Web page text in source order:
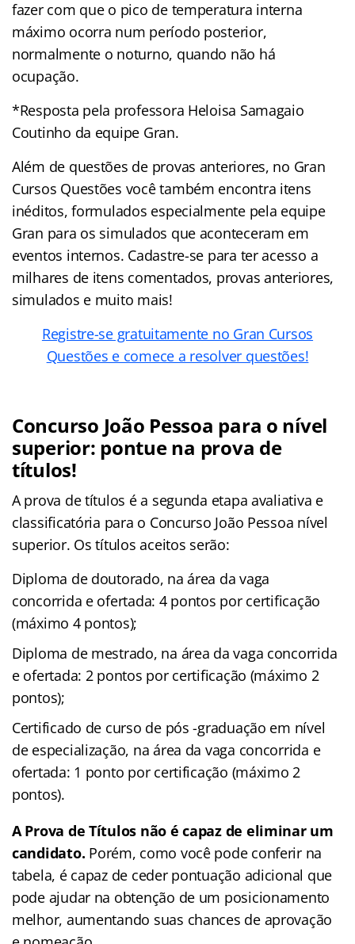
fazer com que o pico de temperatura interna
máximo ocorra num período posterior,
normalmente o noturno, quando não há
ocupação.
*Resposta pela professora Heloisa Samagaio
Coutinho da equipe Gran.
Além de questões de provas anteriores, no Gran
Cursos Questões você também encontra itens
inéditos, formulados especialmente pela equipe
Gran para os simulados que aconteceram em
eventos internos. Cadastre-se para ter acesso a
milhares de itens comentados, provas anteriores,
simulados e muito mais!
Registre-se gratuitamente no Gran Cursos
Questões e comece a resolver questões!
Concurso João Pessoa para o nível
superior: pontue na prova de
títulos!
A prova de títulos é a segunda etapa avaliativa e
classificatória para o Concurso João Pessoa nível
superior. Os títulos aceitos serão:
Diploma de doutorado, na área da vaga
concorrida e ofertada: 4 pontos por certificação
(máximo 4 pontos);
Diploma de mestrado, na área da vaga concorrida
e ofertada: 2 pontos por certificação (máximo 2
pontos);
Certificado de curso de pós -graduação em nível
de especialização, na área da vaga concorrida e
ofertada: 1 ponto por certificação (máximo 2
pontos).
A Prova de Títulos não é capaz de eliminar um
candidato. Porém, como você pode conferir na
tabela, é capaz de ceder pontuação adicional que
pode ajudar na obtenção de um posicionamento
melhor, aumentando suas chances de aprovação